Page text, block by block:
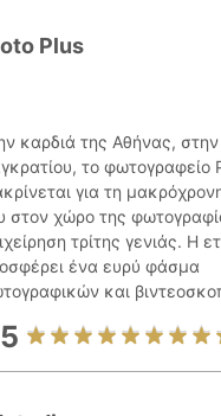
Plus
καρδιά της Αθήνας, στην
το φωτογραφείο
για τη
στον χώρο της
τρίτης γενιάς. Η
ένα ευρύ φάσμα
και